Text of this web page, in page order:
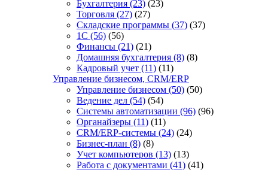
Бухгалтерия (23) (23)
Торговля (27) (27)
Складские программы (37) (37)
1С (56) (56)
Финансы (21) (21)
Домашняя бухгалтерия (8) (8)
Кадровый учет (11) (11)
Управление бизнесом, CRM/ERP
Управление бизнесом (50) (50)
Ведение дел (54) (54)
Системы автоматизации (96) (96)
Органайзеры (11) (11)
CRM/ERP-системы (24) (24)
Бизнес-план (8) (8)
Учет компьютеров (13) (13)
Работа с документами (41) (41)